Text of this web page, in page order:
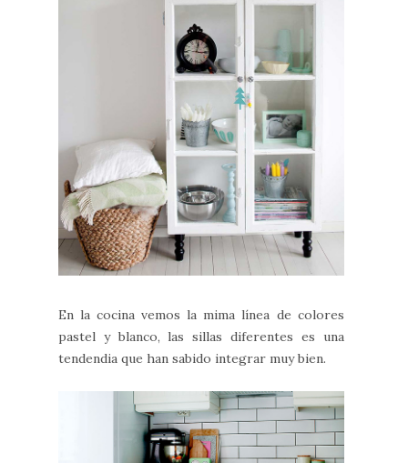
En la cocina vemos la mima línea de colores
pastel y blanco, las sillas diferentes es una
tendendia que han sabido integrar muy bien.